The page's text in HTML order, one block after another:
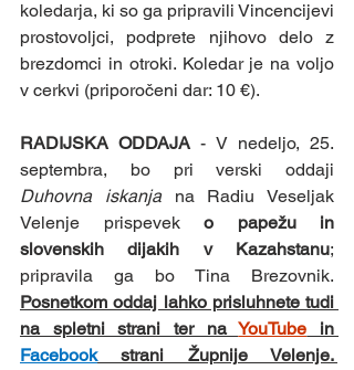
koledarja, ki so ga pripravili Vincencijevi
prostovoljci, podprete njihovo delo z
brezdomci in otroki. Koledar je na voljo
v cerkvi (priporočeni dar: 10 €).
RADIJSKA ODDAJA - V nedeljo, 25.
Duhovna iskanja na Radiu Veseljak
Velenje prispevek o papežu in
slovenskih dijakih v Kazahstanu;
Posnetkom oddaj lahko prisluhnete tudi
na spletni strani ter na YouTube
Facebook strani Župnije Velenje.